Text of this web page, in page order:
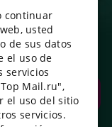
por compras y
ENGLISH
UKRAINIAN
PORTUGUESE
SPANISH
HUNGARIAN
continuar
usted
de sus datos
el uso de
servicios
Mail.ru",
el uso del sitio
servicios.